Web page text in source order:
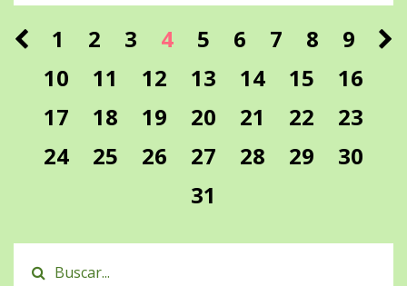
1 2 3 4 5 6 7 8
9
10
11 12 13 14 15
16
17
18 19 20 21 22
23
24
25 26 27 28 29
30
31